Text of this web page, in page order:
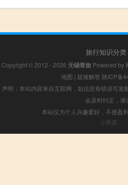
旅行知识分类
Copyright © 2012 - 2026 无锡青旅 Powered by
地图 | 疑难解答 陕ICP备
声明：本站内容来自互联网，如信息有错误可
会及时纠正，谢
本站仅为个人兴趣爱好，不接盈
小男孩